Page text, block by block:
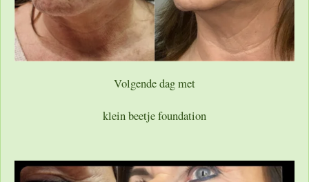
Volgende dag met
klein beetje foundation